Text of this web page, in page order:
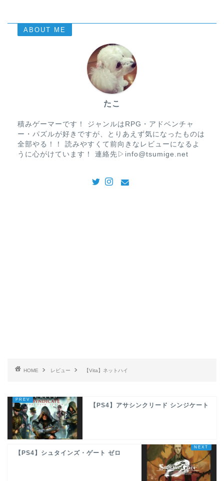
ABOUT ME
たこ
積みゲーマーです！ ジャンルはRPG・アドベンチャ
ー・パズルが好きですが、とりあえず気になったものは
全部やる！！ 読みやすくて前向きなレビューになるよ
うに心がけています！ 連絡先▷info@tsumige.net
HOME レビュー 【Vita】ネットハイ
【PS4】アサシンクリード シンジケート
【PS4】シュタインズ・ゲート ゼロ